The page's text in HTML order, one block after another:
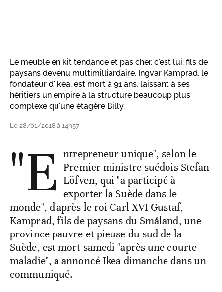
Le meuble en kit tendance et pas cher, c'est lui: fils de
paysans devenu multimilliardaire, Ingvar Kamprad, le
fondateur d'Ikea, est mort à 91 ans, laissant à ses
héritiers un empire à la structure beaucoup plus
complexe qu'une étagère Billy.
Le 28/01/2018 à 14h57
"E ntrepreneur unique", selon le
Premier ministre suédois Stefan
Löfven, qui "a participé à
exporter la Suède dans le
monde", d'après le roi Carl XVI Gustaf,
Kamprad, fils de paysans du Småland, une
province pauvre et pieuse du sud de la
Suède, est mort samedi "après une courte
maladie", a annoncé Ikea dimanche dans un
communiqué.